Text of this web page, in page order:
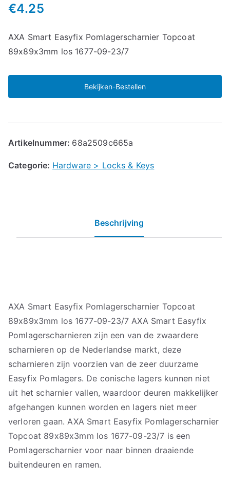
€4.25
AXA Smart Easyfix Pomlagerscharnier Topcoat
89x89x3mm los 1677-09-23/7
Bekijken-Bestellen
Artikelnummer: 68a2509c665a
Categorie: Hardware > Locks & Keys
Beschrijving
AXA Smart Easyfix Pomlagerscharnier Topcoat
89x89x3mm los 1677-09-23/7 AXA Smart Easyfix
Pomlagerscharnieren zijn een van de zwaardere
scharnieren op de Nederlandse markt, deze
scharnieren zijn voorzien van de zeer duurzame
Easyfix Pomlagers. De conische lagers kunnen niet
uit het scharnier vallen, waardoor deuren makkelijker
afgehangen kunnen worden en lagers niet meer
verloren gaan. AXA Smart Easyfix Pomlagerscharnier
Topcoat 89x89x3mm los 1677-09-23/7 is een
Pomlagerscharnier voor naar binnen draaiende
buitendeuren en ramen.